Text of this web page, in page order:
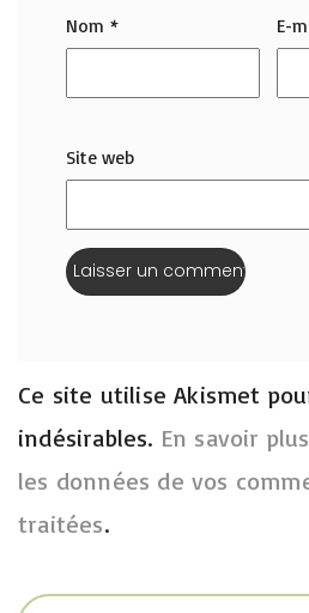
Nom * E-
Site web
Ce site utilise Akismet
indésirables. En savoir
les données de vos
traitées.